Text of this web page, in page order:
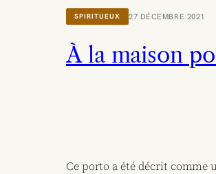
SPIRITUEUX 27 DÉCEMBRE 2021
À la maison
Ce porto a été décrit comme